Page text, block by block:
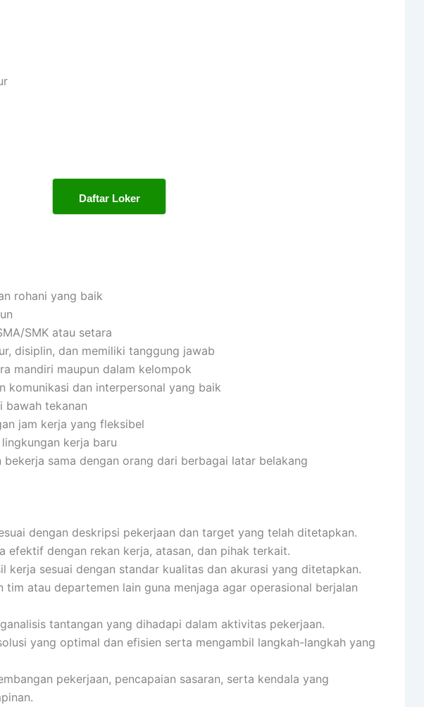
Daftar Loker
rohani yang baik
SMK atau setara
disiplin, dan memiliki tanggung jawab
mandiri maupun dalam kelompok
komunikasi dan interpersonal yang baik
bawah tekanan
jam kerja yang fleksibel
kerja baru
bekerja sama dengan orang dari berbagai latar belakang
dengan deskripsi pekerjaan dan target yang telah ditetapkan.
efektif dengan rekan kerja, atasan, dan pihak terkait.
kerja sesuai dengan standar kualitas dan akurasi yang ditetapkan.
tim atau departemen lain guna menjaga agar operasional berjalan
tantangan yang dihadapi dalam aktivitas pekerjaan.
yang optimal dan efisien serta mengambil langkah-langkah yang
pekerjaan, pencapaian sasaran, serta kendala yang